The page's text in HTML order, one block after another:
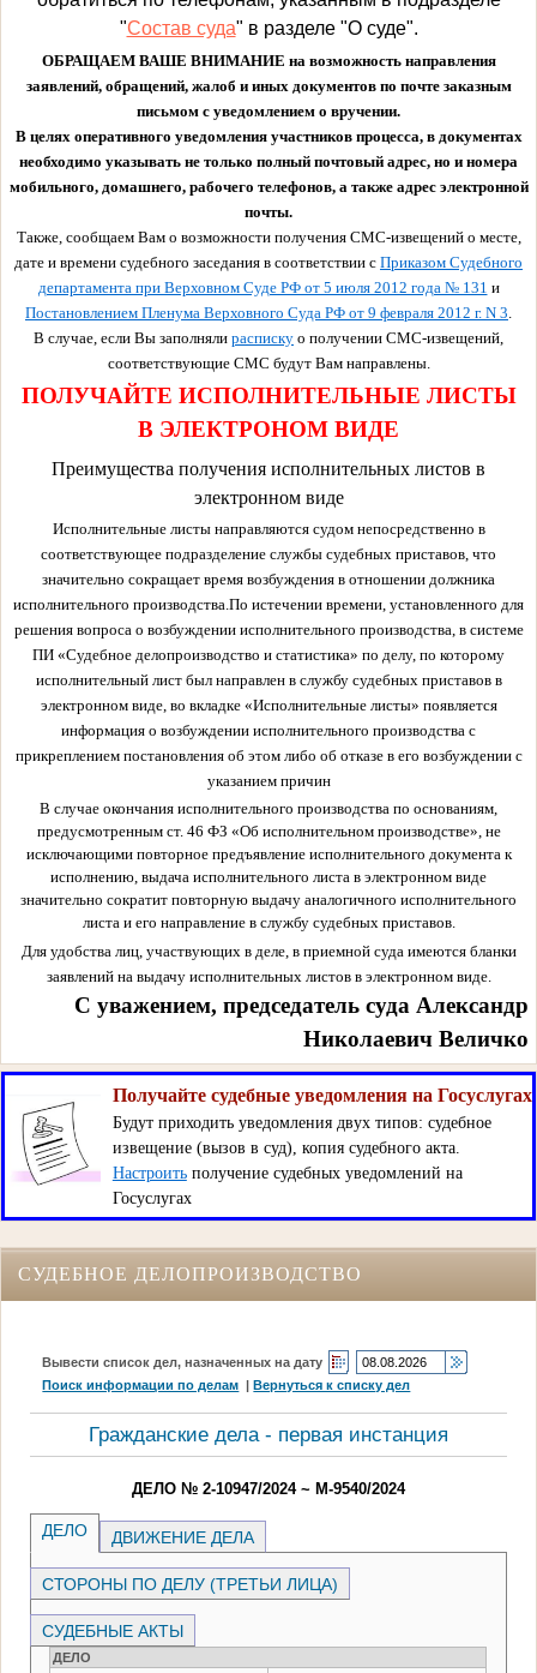
"Состав суда" в разделе "О суде".
ОБРАЩАЕМ ВАШЕ ВНИМАНИЕ на возможность направления
заявлений, обращений, жалоб и иных документов по почте заказным
письмом с уведомлением о вручении.
В целях оперативного уведомления участников процесса, в документах
необходимо указывать не только полный почтовый адрес, но и номера
мобильного, домашнего, рабочего телефонов, а также адрес электронной
почты.
Также, сообщаем Вам о возможности получения СМС-извещений о месте,
дате и времени судебного заседания в соответствии с Приказом Судебного
департамента при Верховном Суде РФ от 5 июля 2012 года № 131 и
Постановлением Пленума Верховного Суда РФ от 9 февраля 2012 г. N 3
В случае, если Вы заполняли расписку о получении СМС-извещений,
соответствующие СМС будут Вам направлены.
ПОЛУЧАЙТЕ ИСПОЛНИТЕЛЬНЫЕ ЛИСТЫ
В ЭЛЕКТРОНОМ ВИДЕ
Преимущества получения исполнительных листов в
электронном виде
Исполнительные листы направляются судом непосредственно в
соответствующее подразделение службы судебных приставов, что
значительно сокращает время возбуждения в отношении должника
исполнительного производства.По истечении времени, установленного для
решения вопроса о возбуждении исполнительного производства, в системе
ПИ «Судебное делопроизводство и статистика» по делу, по которому
исполнительный лист был направлен в службу судебных приставов в
электронном виде, во вкладке «Исполнительные листы» появляется
информация о возбуждении исполнительного производства с
прикреплением постановления об этом либо об отказе в его возбуждении с
указанием причин
В случае окончания исполнительного производства по основаниям,
предусмотренным ст. 46 ФЗ «Об исполнительном производстве», не
исключающими повторное предъявление исполнительного документа к
исполнению, выдача исполнительного листа в электронном виде
значительно сократит повторную выдачу аналогичного исполнительного
листа и его направление в службу судебных приставов.
Для удобства лиц, участвующих в деле, в приемной суда имеются бланки
заявлений на выдачу исполнительных листов в электронном виде.
С уважением, председатель суда Александр
Николаевич Величко
Получайте судебные уведомления на Госуслугах
Будут приходить уведомления двух типов: судебное
извещение (вызов в суд), копия судебного акта.
Настроитьполучение судебных уведомлений на
Госуслугах
СУДЕБНОЕ ДЕЛОПРОИЗВОДСТВО
Вывести список дел, назначенных на дату
Поиск информации по делам |Вернуться к списку дел
Гражданские дела - первая инстанция
ДЕЛО № 2-10947/2024 ~ М-9540/2024
ДЕЛО ДВИЖЕНИЕ ДЕЛА
СТОРОНЫ ПО ДЕЛУ (ТРЕТЬИ ЛИЦА)
СУДЕБНЫЕ АКТЫ
ДЕЛО